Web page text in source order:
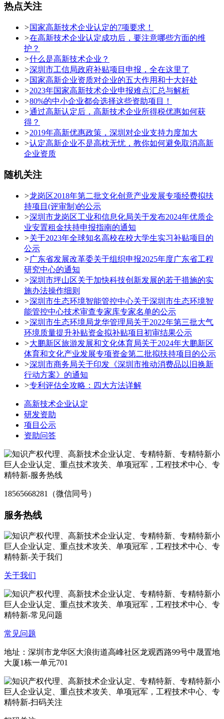
热点关注
>国家高新技术企业认定的7项要求！
>在高新技术企业认定成功后，要注意哪些方面的维
护？
>什么是高新技术企业？
>深圳市工信局政府补贴项目申报，全在这里了
>国家高新企业资质对企业的五大作用和十大好处
>2023年国家高新技术企业申报难点汇总与解析
>80%的中小企业都会选择这些资助项目！
>通过高新认定后，高新技术企业所得税优惠如何获
得？
>2019年高新优惠政策，深圳对企业支持力度加大
>认定高新企业不是高枕无忧，教你如何避免取消高新
企业资质
随机关注
>龙岗区2018年第二批文化创意产业发展专项经费拟扶
持项目(评审制)的公示
>深圳市龙岗区工业和信息化局关于发布2024年优质企
业安置租金扶持申报指南的通知
>关于2023年全球知名高校在校大学生实习补贴项目的
公示
>广东省发展改革委关于组织申报2025年度广东省工程
研究中心的通知
>深圳市坪山区关于加快科技创新发展的若干措施的实
施办法操作细则
>深圳市生态环境智能管控中心关于深圳市生态环境智
能管控中心技术审查专家库专家名单的公示
>深圳市生态环境局龙华管理局关于2022年第三批大气
环境质量提升补贴资金拟补贴项目初审结果公示
>大鹏新区旅游发展和文化体育局关于2024年大鹏新区
体育和文化产业发展专项资金第二批拟扶持项目的公示
>深圳市商务局关于印发《深圳市推动消费品以旧换新
行动方案》的通知
>专利评估全攻略：四大方法详解
高新技术企业认定
研发资助
项目公示
资助问答
18565668281（微信同号）
服务热线
关于我们
常见问题
地址：深圳市龙华区大浪街道高峰社区龙观西路99号中晟置地
大厦1栋一单元701